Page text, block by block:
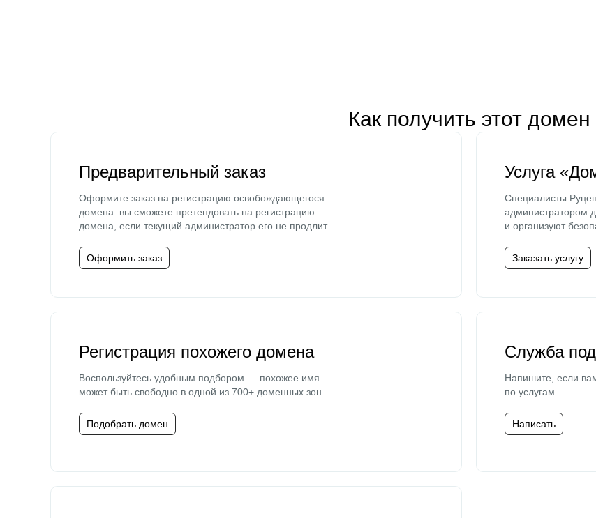
Как получить этот домен
Предварительный заказ
Оформите заказ на регистрацию освобождающегося
домена: вы сможете претендовать на регистрацию
домена, если текущий администратор его не продлит.
Оформить заказ
Услуга
Специалисты
администратором
и организуют
Заказать услугу
Регистрация похожего домена
Воспользуйтесь удобным подбором — похожее имя
может быть свободно в одной из 700+ доменных зон.
Подобрать домен
Служба
Напишите, если
по услугам.
Написать